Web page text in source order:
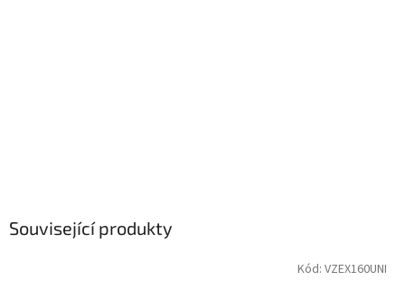
Související produkty
Kód: VZEX160UNI